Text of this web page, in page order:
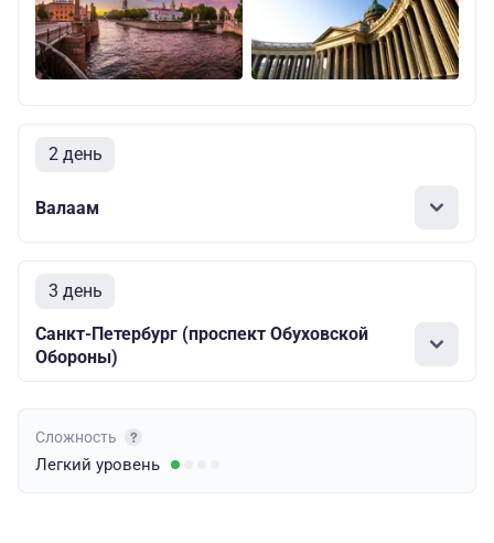
2 день
Валаам
3 день
Санкт-Петербург (проспект Обуховской
Обороны)
Сложность
Легкий уровень